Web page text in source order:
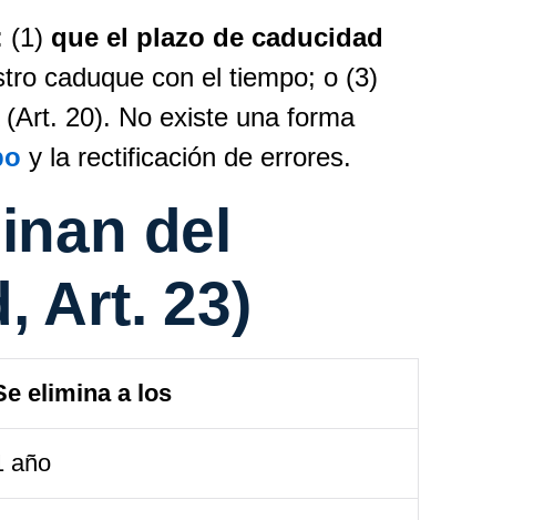
(1) que el plazo de caducidad
caduque con el tiempo; o (3)
20). No existe una forma
y la rectificación de errores.
del
Art. 23)
elimina a los
año